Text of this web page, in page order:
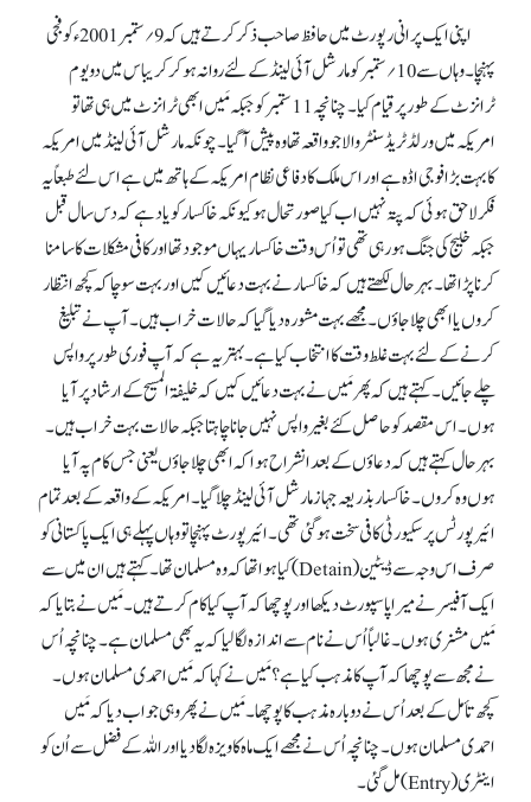
اپنی ایک پرانی رپورٹ میں حافظ صاحب ذکر کرتے ہیں کہ 9؍ستمبر 2001ء کو فجی
پہنچا۔ وہاں سے 10؍ستمبر کو مارشل آئی لینڈ کے لئے روانہ ہو کر کریباس میں دو یوم
ٹرانزٹ کے طور پر قیام کیا۔ چنانچہ 11ستمبر کو جبکہ مَیں ابھی ٹرانزٹ میں ہی تھا تو
امریکہ میں ورلڈ ٹریڈ سنٹر والاجو واقعہ تھا وہ پیش آ گیا۔ چونکہ مارشل آئی لینڈ میں امریکہ
کا بہت بڑا فوجی اڈہ ہے اور اس ملک کا دفاعی نظام امریکہ کے ہاتھ میں ہے اس لئے طبعاً یہ
فکر لاحق ہوئی کہ پتہ نہیں اب کیا صورتحال ہو کیونکہ خاکسار کو یاد ہے کہ دس سال قبل
جبکہ خلیج کی جنگ ہو رہی تھی تو اُس وقت خاکسار یہاں موجود تھا اور کافی مشکلات کا سامنا
کرنا پڑا تھا۔ بہر حال لکھتے ہیں کہ خاکسار نے بہت دعائیں کیں اور بہت سوچا کہ کچھ انتظار
کروں یا ابھی چلا جاؤں۔ مجھے بہت مشورہ دیا گیا کہ حالات خراب ہیں۔ آپ نے تبلیغ
کرنے کے لئے بہت غلط وقت کا انتخاب کیا ہے۔ بہتر یہ ہے کہ آپ فوری طور پر واپس
چلے جائیں۔ کہتے ہیں کہ پھرمَیں نے بہت دعائیں کیں کہ خلیفۃ المسیح کے ارشاد پر آیا
ہوں۔ اس مقصد کو حاصل کئے بغیر واپس نہیں جاناچاہتا جبکہ حالات بہت خراب ہیں۔
بہر حال کہتے ہیں کہ دعاؤں کے بعد انشراح ہوا کہ ابھی چلا جاؤں یعنی جس کام پہ آیا
ہوں وہ کروں۔ خاکسار بذریعہ جہاز مارشل آئی لینڈ چلا گیا۔ امریکہ کے واقعہ کے بعد تمام
ائیر پورٹس پر سکیورٹی کافی سخت ہو گئی تھی۔ ائیر پورٹ پہنچا تو وہاں پہلے ہی ایک پاکستانی کو
صرف اس وجہ سے ڈیٹین (Detain) کیا ہوا تھا کہ وہ مسلمان تھا۔ کہتے ہیں ان میں سے
ایک آفیسر نے میرا پاسپورٹ دیکھا اور پوچھا کہ آپ کیا کام کرتے ہیں۔ مَیں نے بتایا کہ
مَیں مشنری ہوں۔ غالباً اُس نے نام سے اندازہ لگا لیا کہ یہ بھی مسلمان ہے۔ چنانچہ اُس
نے مجھ سے پوچھا کہ آپ کا مذہب کیا ہے؟ مَیں نے کہا کہ مَیں احمدی مسلمان ہوں۔
کچھ تأمل کے بعد اُس نے دوبارہ مذہب کا پوچھا۔ مَیں نے پھر وہی جواب دیا کہ مَیں
احمدی مسلمان ہوں۔ چنانچہ اُس نے مجھے ایک ماہ کا ویزہ لگا دیا اور اللہ کے فضل سے اُن کو
اینٹری (Entry) مل گئی۔